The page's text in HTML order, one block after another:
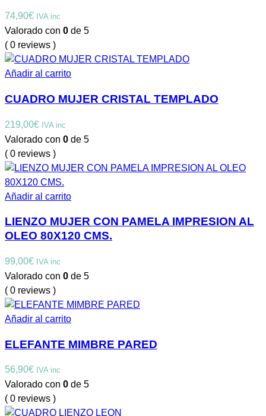
74,90€ IVA inc
Valorado con 0 de 5
( 0 reviews )
Añadir al carrito
CUADRO MUJER CRISTAL TEMPLADO
219,00€ IVA inc
Valorado con 0 de 5
( 0 reviews )
Añadir al carrito
LIENZO MUJER CON PAMELA IMPRESION AL
OLEO 80X120 CMS.
99,00€ IVA inc
Valorado con 0 de 5
( 0 reviews )
Añadir al carrito
ELEFANTE MIMBRE PARED
56,90€ IVA inc
Valorado con 0 de 5
( 0 reviews )